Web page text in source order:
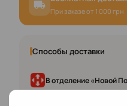
При заказе от 1 000 грн
Способы доставки
В отделение «Новой